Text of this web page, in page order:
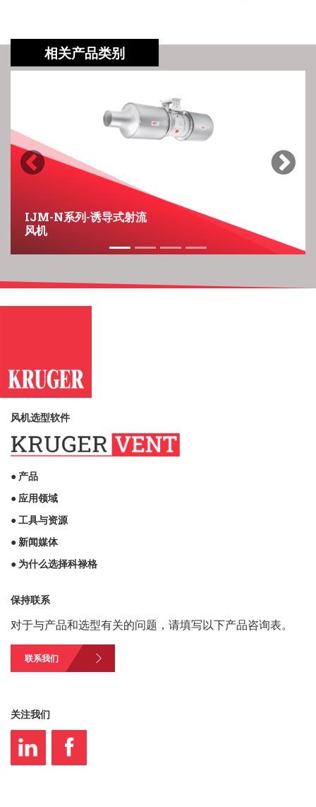
相关产品类别
IJM-N系列-诱导式射流
风机
Previous Next
风机选型软件
● 产品
● 应用领域
● 工具与资源
● 新闻媒体
● 为什么选择科禄格
保持联系
对于与产品和选型有关的问题，请填写以下产品咨询表。
联系我们
关注我们